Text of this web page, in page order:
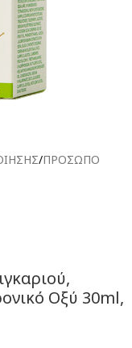
/ΠΡΟΣΩΠΟ
Οξύ 30ml,